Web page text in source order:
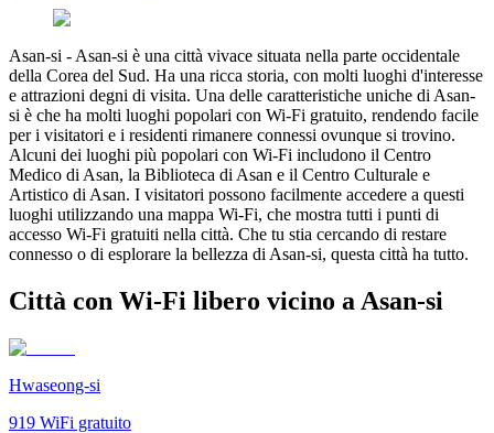
Asan-si - Asan-si è una città vivace situata nella parte occidentale
della Corea del Sud. Ha una ricca storia, con molti luoghi d'interesse
e attrazioni degni di visita. Una delle caratteristiche uniche di Asan-
si è che ha molti luoghi popolari con Wi-Fi gratuito, rendendo facile
per i visitatori e i residenti rimanere connessi ovunque si trovino.
Alcuni dei luoghi più popolari con Wi-Fi includono il Centro
Medico di Asan, la Biblioteca di Asan e il Centro Culturale e
Artistico di Asan. I visitatori possono facilmente accedere a questi
luoghi utilizzando una mappa Wi-Fi, che mostra tutti i punti di
accesso Wi-Fi gratuiti nella città. Che tu stia cercando di restare
connesso o di esplorare la bellezza di Asan-si, questa città ha tutto.
Città con Wi-Fi libero vicino a Asan-si
Hwaseong-si
919 WiFi gratuito